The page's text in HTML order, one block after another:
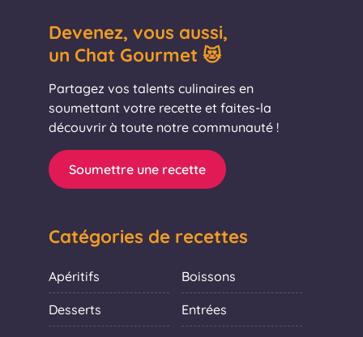
Devenez, vous aussi,
un Chat Gourmet 😻
Partagez vos talents culinaires en
soumettant votre recette et faites-la
découvrir à toute notre communauté !
Soumettre une recette
Catégories de recettes
Apéritifs Boissons
Desserts Entrées